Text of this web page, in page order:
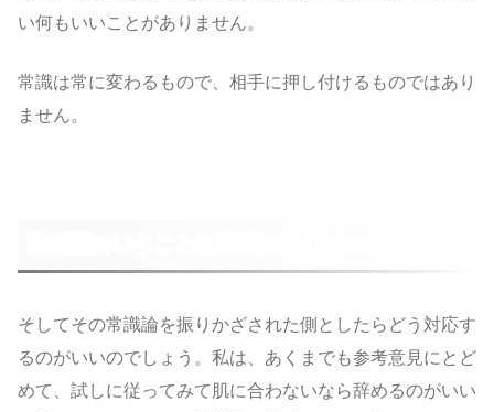
い何もいいことがありません。
常識は常に変わるもので、相手に押し付けるものではあり
ません。
そしてその常識論を振りかざされた側としたらどう対応す
るのがいいのでしょう。私は、あくまでも参考意見にとど
めて、試しに従ってみて肌に合わないなら辞めるのがいい